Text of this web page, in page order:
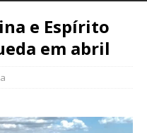
e Espírito
em abril